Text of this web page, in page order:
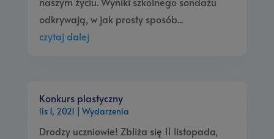
odkrywają, w jak prosty sposób...
czytaj dalej
Konkurs plastyczny
lis 1, 2021 Wydarzenia
Drodzy uczniowie! Zbliża się 11 listopada,